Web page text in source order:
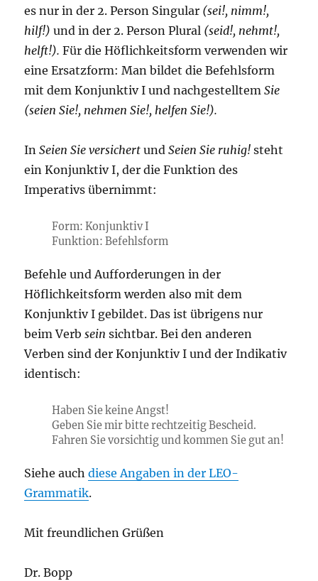
es nur in der 2. Person Singular (sei!, nimm!,
hilf!) und in der 2. Person Plural (seid!, nehmt!,
helft!). Für die Höflichkeitsform verwenden wir
eine Ersatzform: Man bildet die Befehlsform
mit dem Konjunktiv I und nachgestelltemSie
(seien Sie!, nehmen Sie!, helfen Sie!).
InSeien Sie versichertundSeien Sie ruhig! steht
ein Konjunktiv I, der die Funktion des
Imperativs übernimmt:
Form: Konjunktiv I
Funktion: Befehlsform
Befehle und Aufforderungen in der
Höflichkeitsform werden also mit dem
Konjunktiv I gebildet. Das ist übrigens nur
beim Verbsein sichtbar. Bei den anderen
Verben sind der Konjunktiv I und der Indikativ
identisch:
Haben Sie keine Angst!
Geben Sie mir bitte rechtzeitig Bescheid.
Fahren Sie vorsichtig und kommen Sie gut an!
Siehe auchdiese Angaben in der LEO-
Grammatik.
Mit freundlichen Grüßen
Dr. Bopp